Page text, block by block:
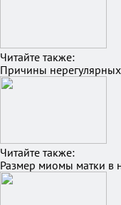
Читайте также:
Причины
Читайте также:
Размер миомы матки в